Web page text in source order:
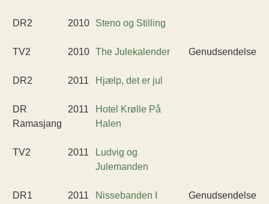
DR2 2010 Steno og Stilling
TV2 2010 The Julekalender Genudsendelse
DR2 2011 Hjælp, det er jul
DR
Ramasjang
2011
Hotel Krølle På
Halen
TV2 2011
Ludvig og
Julemanden
DR1 2011
Nissebanden I
Genudsendelse